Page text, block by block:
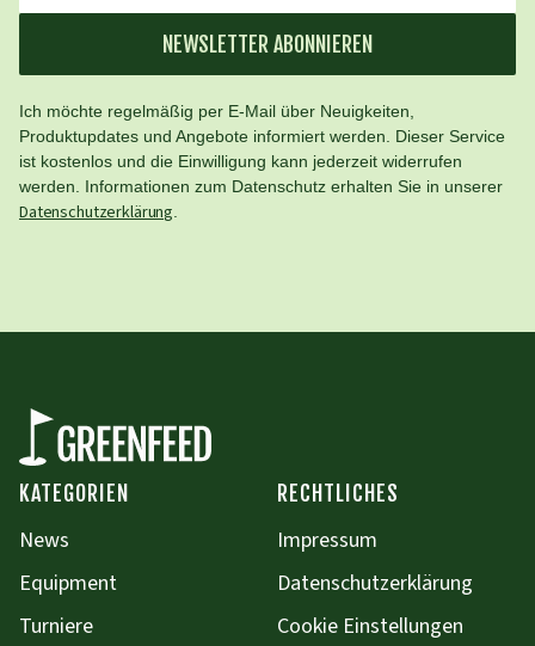
NEWSLETTER ABONNIEREN
Ich möchte regelmäßig per E-Mail über Neuigkeiten,
Produktupdates und Angebote informiert werden. Dieser Service
ist kostenlos und die Einwilligung kann jederzeit widerrufen
werden. Informationen zum Datenschutz erhalten Sie in unserer
Datenschutzerklärung
KATEGORIEN
News
Equipment
Turniere
RECHTLICHES
Impressum
Datenschutzerklärung
Cookie Einstellungen